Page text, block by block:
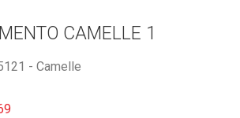
CAMELLE 1
- Camelle